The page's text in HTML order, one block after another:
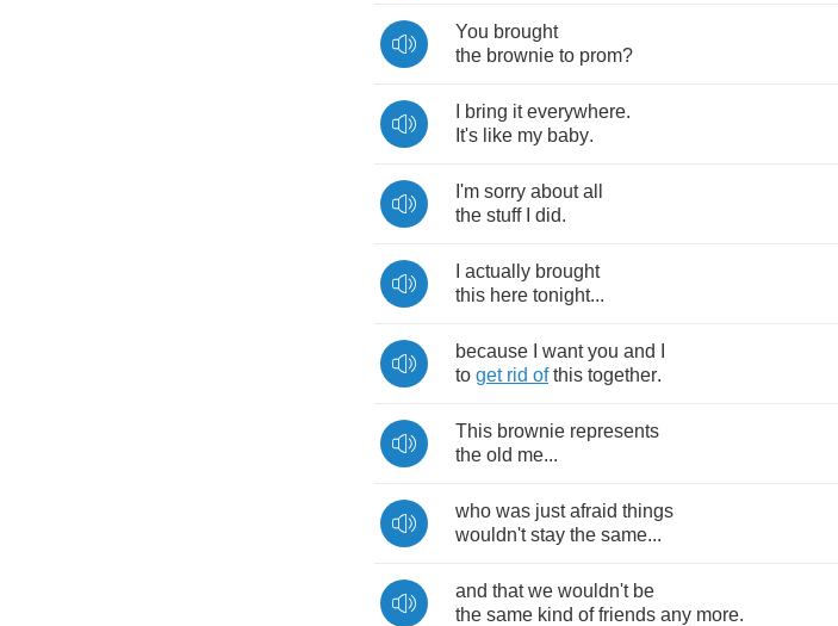
You brought
the brownie to prom?
bring it everywhere.
It's like my baby.
I'm sorry about all
the stuff did.
actually brought
this here tonight...
because want you and
to get rid of this together.
This brownie represents
the old me...
who was just afraid things
wouldn't stay the same...
and that we wouldn't be
the same kind of friends any more.